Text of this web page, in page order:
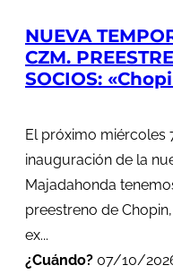
NUEVA
CZM.
SOCIOS:
El próximo miércoles
inauguración de la
Majadahonda
preestreno de
ex...
¿Cuándo? 07/10/